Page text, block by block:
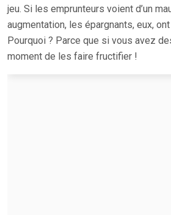
jeu. Si les emprunteurs voient d’un
augmentation, les épargnants, eux,
Pourquoi ? Parce que si vous avez
moment de les faire fructifier !